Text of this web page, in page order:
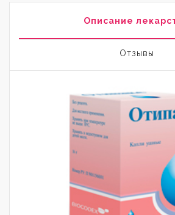
Описание
Отзывы